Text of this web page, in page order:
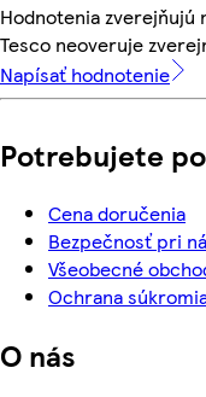
Hodnotenia zverejňujú
Tesco neoveruje
Napísať hodnotenie
Potrebujete
Cena doručenia
Bezpečnosť pri
Všeobecné
Ochrana
O nás